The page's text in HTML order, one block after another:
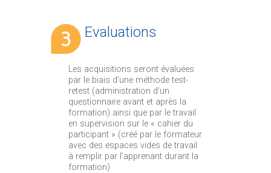
Evaluations
Les acquisitions seront évaluées
par le biais d’une méthode test-
retest (administration d’un
questionnaire avant et après la
formation) ainsi que par le travail
en supervision sur le « cahier du
participant » (créé par le formateur
avec des espaces vides de travail
à remplir par l’apprenant durant la
formation)